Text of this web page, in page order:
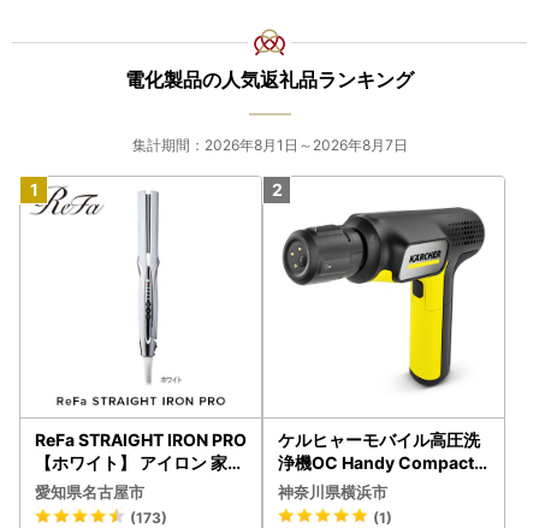
電化製品の人気返礼品ランキング
集計期間：2026年8月1日～2026年8月7日
ReFa STRAIGHT IRON PRO
【ホワイト】 アイロン 家電
美容 リファ アイロン
愛知県名古屋市
(173)
ケルヒャーモバイル高圧洗
浄機OC Handy Compact
（ハンディエア） APV000
7
神奈川県横浜市
(1)